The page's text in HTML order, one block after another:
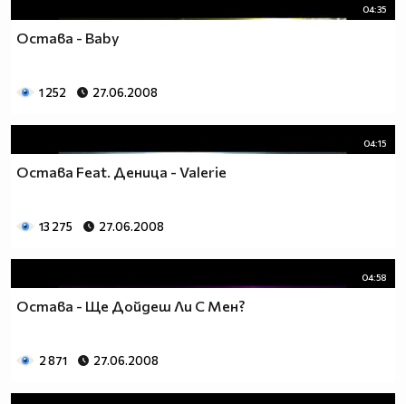
04:35
Остава - Baby
1 252 27.06.2008
04:15
Остава Feat. Деница - Valerie
13 275 27.06.2008
04:58
Остава - Ще Дойдеш Ли С Мен?
2 871 27.06.2008